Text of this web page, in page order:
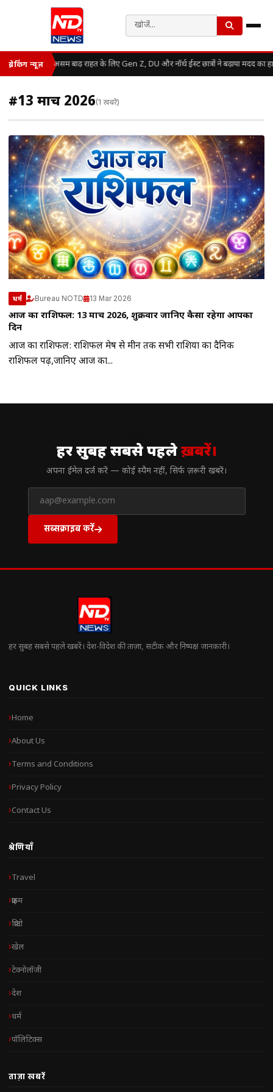
ब्रेकिंग न्यूज़ असम बाढ़ राहत के लिए Gen Z, DU और नॉर्थ ईस्ट छात्रों ने बढ़ाया मदद का
#13 मार्च 2026(1 खबरें)
धर्म Bureau NOTD 13 Mar 2026
आज का राशिफल: 13 मार्च 2026, शुक्रवार जानिए कैसा रहेगा आपका
दिन
आज का राशिफल: राशिफल मेष से मीन तक सभी राशियों का दैनिक
राशिफल पढ़ें,जानिए आज का...
हर सुबह सबसे पहलेख़बरें।
अपना ईमेल दर्ज करें — कोई स्पैम नहीं, सिर्फ ज़रूरी खबरें।
सब्सक्राइब करें
हर सुबह सबसे पहले खबरें। देश-विदेश की ताज़ा, सटीक और निष्पक्ष जानकारी।
QUICK LINKS
Home
About Us
Terms and Conditions
Privacy Policy
Contact Us
श्रेणियाँ
Travel
क्राइम
क्रिप्टो
खेल
टेक्नोलॉजी
देश
धर्म
पॉलिटिक्स
ताज़ा खबरें